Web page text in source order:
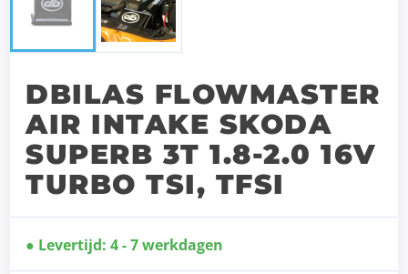
DBILAS FLOWMASTER
AIR INTAKE SKODA
SUPERB 3T 1.8-2.0 16V
TURBO TSI, TFSI
Levertijd: 4 - 7 werkdagen